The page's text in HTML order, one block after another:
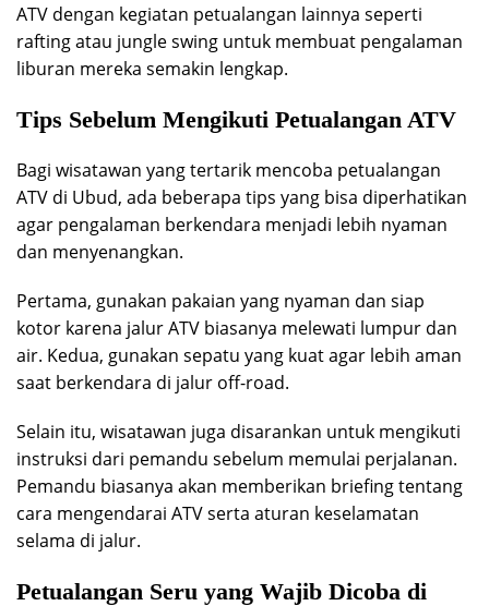
ATV dengan kegiatan petualangan lainnya seperti
rafting atau jungle swing untuk membuat pengalaman
liburan mereka semakin lengkap.
Tips Sebelum Mengikuti Petualangan ATV
Bagi wisatawan yang tertarik mencoba petualangan
ATV di Ubud, ada beberapa tips yang bisa diperhatikan
agar pengalaman berkendara menjadi lebih nyaman
dan menyenangkan.
Pertama, gunakan pakaian yang nyaman dan siap
kotor karena jalur ATV biasanya melewati lumpur dan
air. Kedua, gunakan sepatu yang kuat agar lebih aman
saat berkendara di jalur off-road.
Selain itu, wisatawan juga disarankan untuk mengikuti
instruksi dari pemandu sebelum memulai perjalanan.
Pemandu biasanya akan memberikan briefing tentang
cara mengendarai ATV serta aturan keselamatan
selama di jalur.
Petualangan Seru yang Wajib Dicoba di